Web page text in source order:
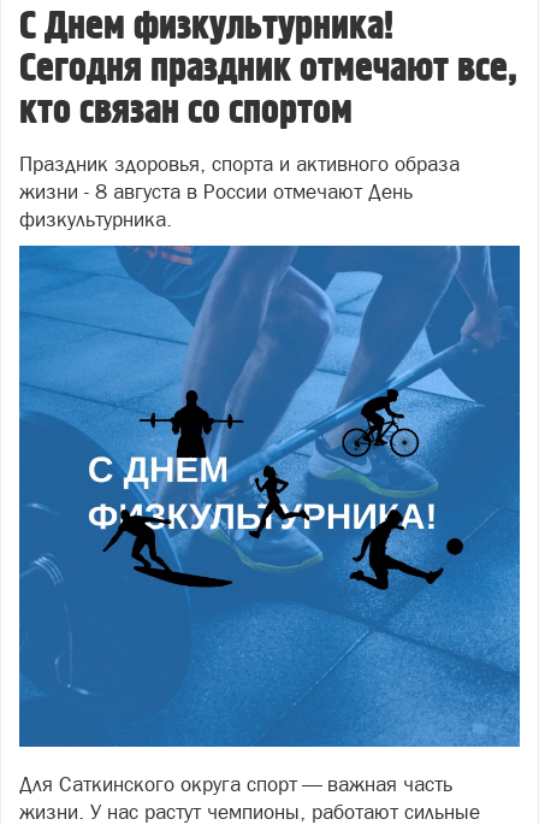
С Днем физкультурника!
Сегодня праздник отмечают все,
кто связан со спортом
Праздник здоровья, спорта и активного образа
жизни - 8 августа в России отмечают День
физкультурника.
Для Саткинского округа спорт — важная часть
жизни. У нас растут чемпионы, работают сильные